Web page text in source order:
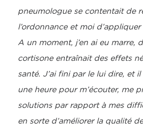
pneumologue se contentait de
l’ordonnance et moi
A un moment, j’en ai eu marre,
cortisone entraînait des effets
santé. J’ai fini par le lui dire, et il
une heure pour m’écouter, me
solutions par rapport à mes
en sorte d’améliorer la qualité